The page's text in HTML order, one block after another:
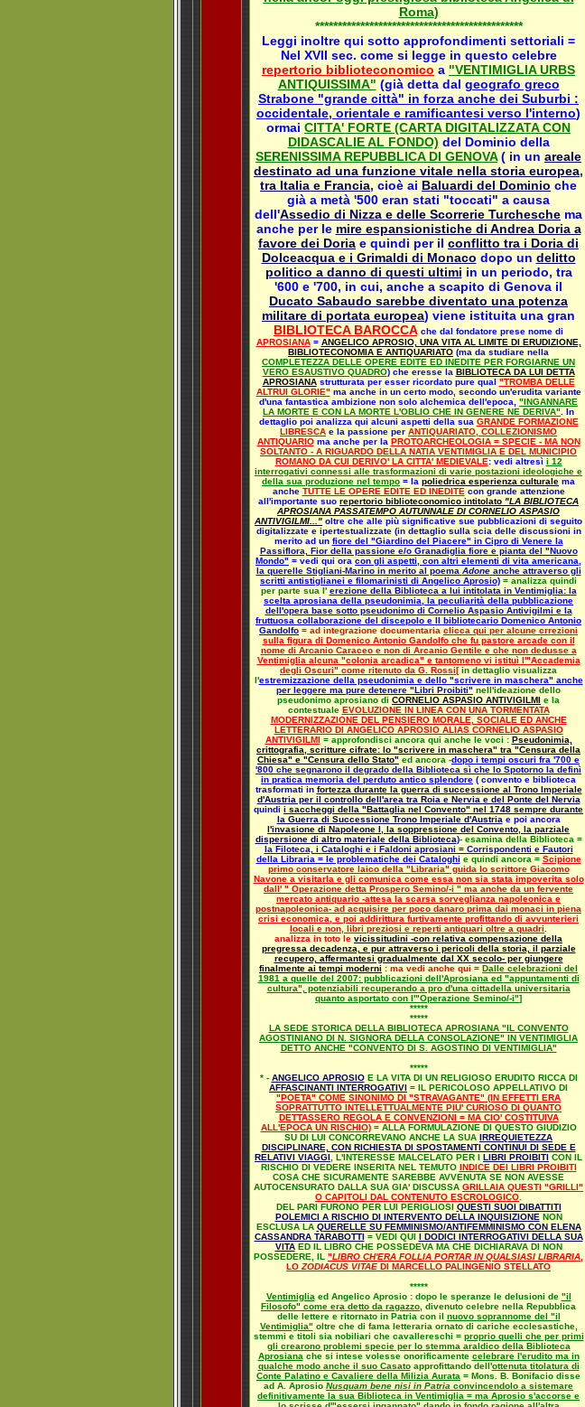
Roma)
**********************************************
Leggi inoltre qui sotto approfondimenti settoriali =
Nel XVII sec. come si legge in questo celebre
repertorio biblioteconomico a "VENTIMIGLIA URBS
ANTIQUISSIMA" (già detta dal geografo greco
Strabone "grande città" in forza anche dei Suburbi :
occidentale, orientale e ramificantesi verso l'interno)
ormai CITTA' FORTE (CARTA DIGITALIZZATA CON
DIDASCALIE AL FONDO) del Dominio della
SERENISSIMA REPUBBLICA DI GENOVA( in un areale
destinato ad una funzione vitale nella storia europea,
tra Italia e Francia, cioè ai Baluardi del Dominio che
già a metà '500 eran stati "toccati" a causa
dell'Assedio di Nizza e delle Scorrerie Turchesche ma
anche per le mire espansionistiche di Andrea Doria a
favore dei Doria e quindi per il conflitto tra i Doria di
Dolceacqua e i Grimaldi di Monaco dopo un delitto
politico a danno di questi ultimi in un periodo, tra
'600 e '700, in cui, anche a scapito di Genova il
Ducato Sabaudo sarebbe diventato una potenza
militare di portata europea) viene istituita una gran
BIBLIOTECA BAROCCA che dal fondatore prese nome di
APROSIANA= ANGELICO APROSIO, UNA VITA AL LIMITE DI ERUDIZIONE,
BIBLIOTECONOMIA E ANTIQUARIATO (ma da studiare nella
COMPLETEZZA DELLE OPERE EDITE ED INEDITE PER FORGIARNE UN
VERO ESAUSTIVO QUADRO) che eresse la BIBLIOTECA DA LUI DETTA
APROSIANAstrutturata per esser ricordato pure qual "TROMBA DELLE
ALTRUI GLORIE" ma anche in un certo modo, secondo un'erudita variante
d'una fantastica ambizione non solo alchemica dell'epoca, "INGANNARE
LA MORTE E CON LA MORTE L'OBLIO CHE IN GENERE NE DERIVA" . In
dettaglio poi analizza qui alcuni aspetti della sua GRANDE FORMAZIONE
LIBRESCA e la passione per ANTIQUARIATO, COLLEZIONISMO
ANTIQUARIOma anche per la PROTOARCHEOLOGIA = SPECIE - MA NON
SOLTANTO - A RIGUARDO DELLA NATIA VENTIMIGLIA E DEL MUNICIPIO
ROMANO DA CUI DERIVO' LA CITTA' MEDIEVALE: vedi altresì i 12
interrogativi connessi alle trasformazioni di varie postazioni ideologiche e
della sua produzione nel tempo = la poliedrica esperienza culturale ma
anche TUTTE LE OPERE EDITE ED INEDITE con grande attenzione
all'importante suo repertorio biblioteconomico intitolato "LA BIBLIOTECA
APROSIANA PASSATEMPO AUTUNNALE DI CORNELIO ASPASIO
ANTIVIGILMI..." oltre che alle più significative sue pubblicazioni di seguito
digitalizzate e ipertestualizzate (in dettaglio sulla scia delle discussioni in
merito ad un fiore del "Giardino del Piacere" in Cipro di Venere la
Passiflora, Fior della passione e/o Granadiglia fiore e pianta del "Nuovo
Mondo" = vedi qui ora con gli aspetti, con altri elementi di vita americana,
la querelle Stigliani-Marino in merito al poema Adoneanche attraverso gli
scritti antistiglianei e filomarinisti di Angelico Aprosio) = analizza quindi
per parte sua l' erezione della Biblioteca a lui intitolata in Ventimiglia: la
scelta aprosiana della pseudonimia, la peculiarità della pubblicazione
dell'opera base sotto pseudonimo di Cornelio Aspasio Antivigilmi e la
fruttuosa collaborazione del discepolo e II bibliotecario Domenico Antonio
Gandolfo = ad integrazione documentaria clicca qui per alcune crrezioni
sulla figura di Domenico Antonio Gandolfo che fu pastore arcade con il
nome di Arcanio Caraceo e non di Arcanio Gentile e che non dedusse a
Ventimiglia alcuna "colonia arcadica" e tantomeno vi istituì l'"Accademia
degli Oscuri" come ritenuto da G. Rossi[in dettaglio visualizza
l'estremizzazione della pseudonimia e dello "scrivere in maschera" anche
per leggere ma pure detenere "Libri Proibiti" nell'ideazione dello
pseudonimo aprosiano di CORNELIO ASPASIO ANTIVIGILMI e la
contestuale EVOLUZIONE IN LINEA CON UNA TORMENTATA
MODERNIZZAZIONE DEL PENSIERO MORALE, SOCIALE ED ANCHE
LETTERARIO DI ANGELICO APROSIO ALIAS CORNELIO ASPASIO
ANTIVIGILMI= approfondisci ancora qui anche le voci : Pseudonimia,
crittografia, scritture cifrate: lo "scrivere in maschera" tra "Censura della
Chiesa" e "Censura dello Stato" ed ancora -dopo i tempi oscuri fra '700 e
'800 che segnarono il degrado della Biblioteca sì che lo Spotorno la definì
in pratica memoria del perduto antico splendore ( convento e biblioteca
trasformati in fortezza durante la guerra di successione al Trono Imperiale
d'Austria per il controllo dell'area tra Roia e Nervia e del Ponte del Nervia
quindi i saccheggi della "Battaglia nel Convento" nel 1748 sempre durante
la Guerra di Successione Trono Imperiale d'Austria e poi ancora
l'invasione di Napoleone I, la soppressione del Convento, la parziale
dispersione di altro materiale della Biblioteca)- esamina della Biblioteca =
la Filoteca, i Cataloghi e i Faldoni aprosiani = Corrispondenti e Fautori
della Libraria = le problematiche dei Cataloghi e quindi ancora = Scipione
primo conservatore laico della "Libraria" guida lo scrittore Giacomo
Navone a visitarla e gli comunica come essa non sia stata impoverita solo
dall' " Operazione detta Prospero Semino/-i " ma anche da un fervente
mercato antiquario -attesa la scarsa sorveglianza napoleonica e
postnapoleonica- ad acquisire per poco danaro prima dai monaci in piena
crisi economica, e poi addirittura furtivamente profittando di avvunterieri
locali e non, libri preziosi e reperti antiquari oltre a quadri
analizza in toto le vicissitudini -con relativa compensazione della
pregressa decadenza, e pur attraverso i pericoli della storia, il parziale
recupero, affermantesi gradualmente dal XX secolo- per giungere
finalmente ai tempi moderni : ma vedi anche qui = Dalle celebrazioni del
1981 a quelle del 2007: pubblicazioni dell'Aprosiana ed "appuntamenti di
cultura", potenziabili recuperando a pro d'una cittadella universitaria
quanto asportato con l'"Operazione Semino/-i"]
*****
*****
LA SEDE STORICA DELLA BIBLIOTECA APROSIANA "IL CONVENTO
AGOSTINIANO DI N. SIGNORA DELLA CONSOLAZIONE" IN VENTIMIGLIA
DETTO ANCHE "CONVENTO DI S. AGOSTINO DI VENTIMIGLIA"
*****
* - ANGELICO APROSIOE LA VITA DI UN RELIGIOSO ERUDITO RICCA DI
AFFASCINANTI INTERROGATIVI = IL PERICOLOSO APPELLATIVO DI
"POETA" COME SINONIMO DI "STRAVAGANTE" (IN EFFETTI ERA
SOPRATTUTTO INTELLETTUALMENTE PIU' CURIOSO DI QUANTO
DETTASSERO REGOLA E CONVENZIONI = MA CIO' COSTITUIVA
ALL'EPOCA UN RISCHIO)= ALLA FORMULAZIONE DI QUESTO GIUDIZIO
SU DI LUI CONCORREVANO ANCHE LA SUA IRREQUIETEZZA
DISCIPLINARE, CON RICHIESTA DI SPOSTAMENTI CONTINUI DI SEDE E
RELATIVI VIAGGI , L'INTERESSE MALCELATO PER I LIBRI PROIBITI CON IL
RISCHIO DI VEDERE INSERITA NEL TEMUTO INDICE DEI LIBRI PROIBITI
COSA CHE SICURAMENTE SAREBBE AVVENUTA SE NON AVESSE
AUTOCENSURATO DALLA SUA GIA' DISCUSSA GRILLAIA QUESTI "GRILLI"
O CAPITOLI DAL CONTENUTO ESCROLOGICO
DEL PARI FURONO PER LUI PERIGLIOSI QUESTI SUOI DIBATTITI
POLEMICI A RISCHIO DI INTERVENTO DELLA INQUISIZIONE NON
ESCLUSA LA QUERELLE SU FEMMINISMO/ANTIFEMMINISMO CON ELENA
CASSANDRA TARABOTTI= VEDI QUI I DODICI INTERROGATIVI DELLA SUA
VITAED IL LIBRO CHE POSSEDEVA MA CHE DICHIARAVA DI NON
POSSEDERE, IL "LIBRO CH'ERA FOLLIA PORTAR IN QUALSIASI LIBRARIA
LO ZODIACUS VITAE DI MARCELLO PALINGENIO STELLATO
*****
Ventimiglia ed Angelico Aprosio : dopo le speranze le delusioni de "il
Filosofo" come era detto da ragazzo , divenuto celebre nella Repubblica
delle lettere e ritornato in Patria con il nuovo soprannome del "il
Ventimiglia" oltre che di fama letteraria ornato di cariche ecclesastiche,
stemmi e titoli sia nobiliari che cavallereschi = proprio quelli che per primi
gli crearono problemi specie per lo stemma araldico della Biblioteca
Aprosiana che si intese volesse onorificamente celebrare l'erudito ma in
qualche modo anche il suo Casatoapprofittando dell'ottenuta titolatura di
Conte Palatino e Cavaliere della Milizia Aurata = Mons. B. Bonifacio disse
ad A. Aprosio Nusquam bene nisi in Patria convincendolo a sistemare
definitivamente la sua Biblioteca in Ventimiglia = ma Aprosio s'accorse e